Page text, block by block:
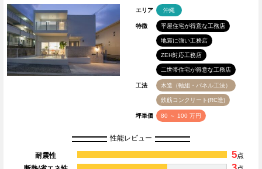
エリア 沖縄
特徴 平屋住宅が得意な工務店
地震に強い工務店
ZEH対応工務店
二世帯住宅が得意な工務店
工法 木造（軸組・パネル工法）
鉄筋コンクリート(RC造)
坪単価 80 ～ 100 万円
性能レビュー
耐震性 5点